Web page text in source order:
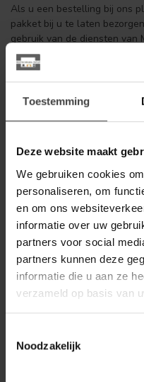
Toestemming
Deze website maakt
We gebruiken cookies
personaliseren, om
en om ons
informatie over uw
partners voor social
partners kunnen deze
informatie die u aan ze
verzameld op basis van
Noodzakelijk
Als u een bestelling bij ons
pakket bij u te laten
gebruik van de diensten van
transport voor het
noodzakelijk dat wij uw
met MJB transport en Jos
transport en Jos Dusseldorp
Dusseldorp transport uw
beschikking.
Facturatie en boekhouden
Exact online
Voor het bijhouden van
maken wij gebruik van de
Exact online. Wij delen uw
worden gebruikt voor het
persoonsgegevens worden
uw gegevens vertrouwelijk
persoonsgegevens niet